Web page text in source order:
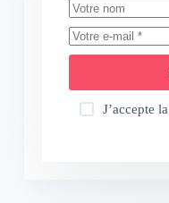
J’accepte la